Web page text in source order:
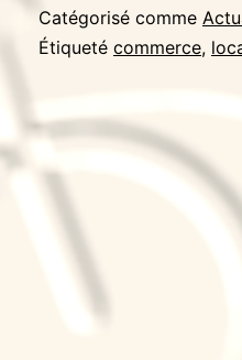
Catégorisé comme
Étiqueté commerce,